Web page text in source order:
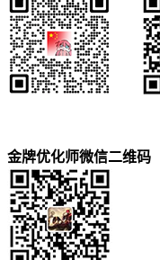
金牌优化师微信二维码